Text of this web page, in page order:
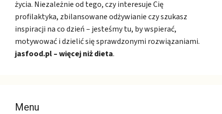
życia. Niezależnie od tego, czy interesuje Cię
profilaktyka, zbilansowane odżywianie czy szukasz
inspiracji na co dzień – jesteśmy tu, by wspierać,
motywować i dzielić się sprawdzonymi rozwiązaniami.
jasfood.pl – więcej niż dieta.
Menu